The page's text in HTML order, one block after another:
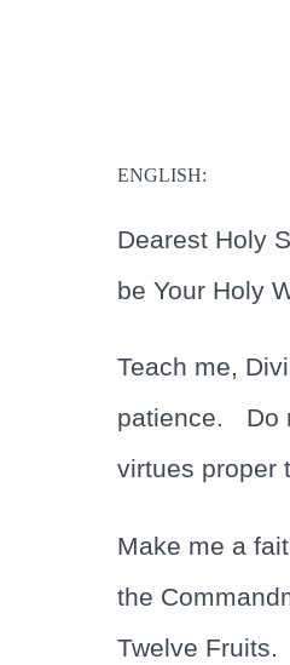
ENGLISH:
Dearest Holy
be Your Holy
Teach me,
patience. Do
virtues proper
Make me a
the
Twelve Fruits.